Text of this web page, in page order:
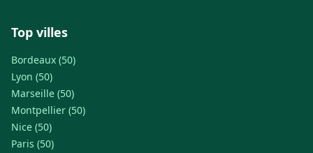
Top villes
Bordeaux (50)
Lyon (50)
Marseille (50)
Montpellier (50)
Nice (50)
Paris (50)